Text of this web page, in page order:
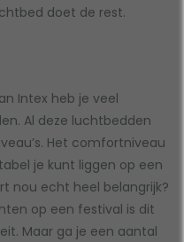
doet de rest.
Intex heb je veel
Al deze luchtbedden
Het comfortniveau
je kunt liggen op een
nou echt heel belangrijk?
op een festival is dit
Maar ga je een aantal